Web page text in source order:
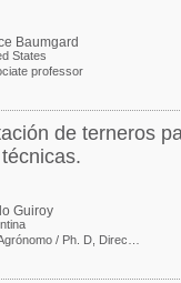
Baumgard
States
professor
de terneros
Guiroy